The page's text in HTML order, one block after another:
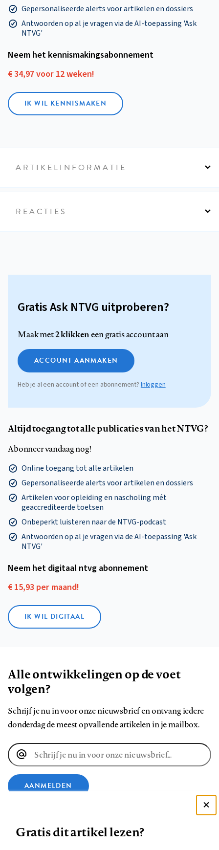
Gepersonaliseerde alerts voor artikelen en dossiers
Antwoorden op al je vragen via de AI-toepassing 'Ask
NTVG'
Neem het kennismakings­abonnement
€ 34,97 voor 12 weken!
IK WIL KENNISMAKEN
ARTIKELINFORMATIE
REACTIES
Gratis Ask NTVG uitproberen?
Maak met2 klikkeneen gratis account aan
ACCOUNT AANMAKEN
Heb je al een account of een abonnement?Inloggen
Altijd toegang tot alle publicaties van het NTVG?
Abonneer vandaag nog!
Online toegang tot alle artikelen
Gepersonaliseerde alerts voor artikelen en dossiers
Artikelen voor opleiding en nascholing mét
geaccrediteerde toetsen
Onbeperkt luisteren naar de NTVG-podcast
Antwoorden op al je vragen via de AI-toepassing 'Ask
NTVG'
Neem het digitaal ntvg abonnement
€ 15,93 per maand!
IK WIL DIGITAAL
Alle ontwikkelingen op de voet
volgen?
Schrijf je nu in voor onze nieuwsbrief en ontvang iedere
donderdag de meest opvallende artikelen in je mailbox.
E-
mailadres
AANMELDEN
Zie onze cookie policy
Gratis dit artikel lezen?